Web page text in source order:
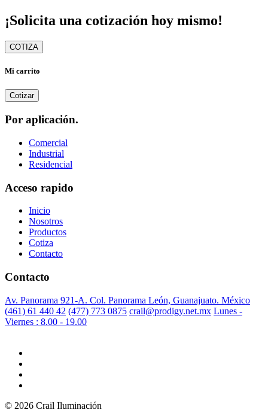
¡Solicita una cotización hoy mismo!
COTIZA
Mi carrito
Cotizar
Por aplicación.
Comercial
Industrial
Residencial
Acceso rapido
Inicio
Nosotros
Productos
Cotiza
Contacto
Contacto
Av. Panorama 921-A. Col. Panorama León, Guanajuato. México
(461) 61 440 42 (477) 773 0875 crail@prodigy.net.mx Lunes -
Viernes : 8.00 - 19.00
© 2026 Crail Iluminación